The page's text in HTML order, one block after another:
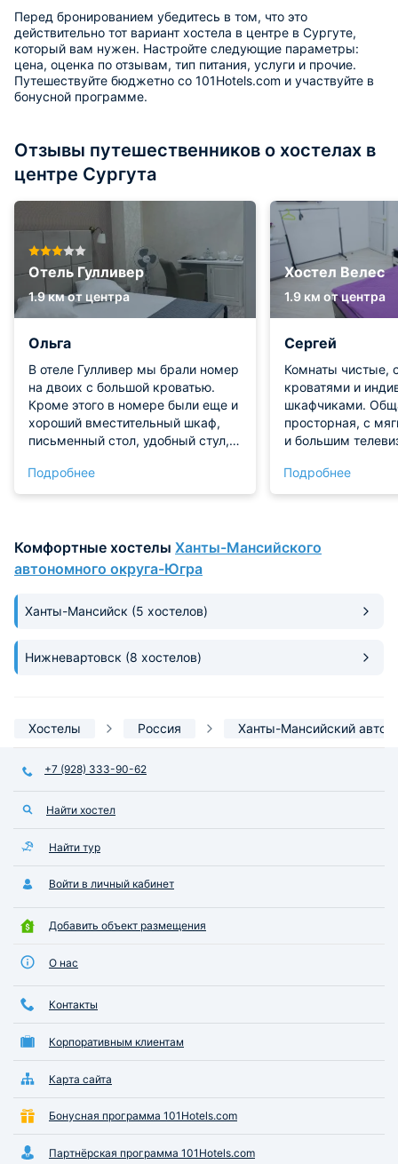
Перед бронированием убедитесь в том, что это
действительно тот вариант хостела в центре в Сургуте,
который вам нужен. Настройте следующие параметры:
цена, оценка по отзывам, тип питания, услуги и прочие.
Путешествуйте бюджетно со 101Hotels.com и участвуйте в
бонусной программе.
Отзывы путешественников о хостелах в
центре Сургута
Отель Гулливер
1.9 км от центра
Ольга
В отеле Гулливер мы брали номер
на двоих с большой кроватью.
Кроме этого в номере были еще и
хороший вместительный шкаф,
письменный стол, удобный стул,
покрытие. Несмотря на то, что оно
светлое, чистота сохранилась и в
блюдцами в номере есть. Ванная
комната также своя. Интернет
работал в отеле шикарно.
питания очень хороший, так как
Подробнее
Хостел Велес
1.9 км от центра
Сергей
Комнаты чистые,
кроватями и
шкафчиками.
просторная, с
и большим
тематические
с планированием
Подробнее
Комфортные хостелы Ханты-Мансийского
автономного округа-Югра
Ханты-Мансийск (5 хостелов)
Нижневартовск (8 хостелов)
Хостелы Россия Ханты-Мансийский
+7 (928) 333-90-62
Найти хостел
Найти тур
Войти в личный кабинет
Добавить объект размещения
О нас
Контакты
Корпоративным клиентам
Карта сайта
Бонусная программа 101Hotels.com
Партнёрская программа 101Hotels.com